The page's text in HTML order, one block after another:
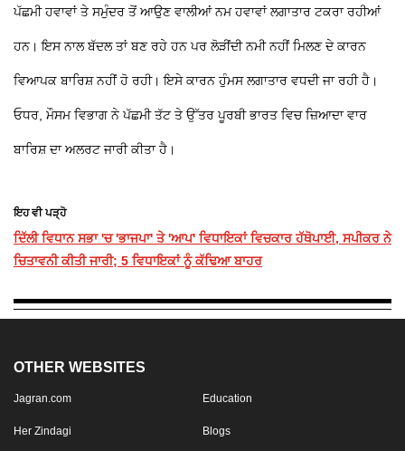
ਪੱਛਮੀ ਹਵਾਵਾਂ ਤੇ ਸਮੁੰਦਰ ਤੋਂ ਆਉਣ ਵਾਲੀਆਂ ਨਮ ਹਵਾਵਾਂ ਲਗਾਤਾਰ ਟਕਰਾ ਰਹੀਆਂ
ਹਨ। ਇਸ ਨਾਲ ਬੱਦਲ ਤਾਂ ਬਣ ਰਹੇ ਹਨ ਪਰ ਲੋੜੀਂਦੀ ਨਮੀ ਨਹੀਂ ਮਿਲਣ ਦੇ ਕਾਰਨ
ਵਿਆਪਕ ਬਾਰਿਸ਼ ਨਹੀਂ ਹੋ ਰਹੀ। ਇਸੇ ਕਾਰਨ ਹੁੰਮਸ ਲਗਾਤਾਰ ਵਧਦੀ ਜਾ ਰਹੀ ਹੈ।
ਓਧਰ, ਮੌਸਮ ਵਿਭਾਗ ਨੇ ਪੱਛਮੀ ਤੱਟ ਤੇ ਉੱਤਰ ਪੂਰਬੀ ਭਾਰਤ ਵਿਚ ਜ਼ਿਆਦਾ ਵਾਰ
ਬਾਰਿਸ਼ ਦਾ ਅਲਰਟ ਜਾਰੀ ਕੀਤਾ ਹੈ।
ਇਹ ਵੀ ਪੜ੍ਹੋ
ਦਿੱਲੀ ਵਿਧਾਨ ਸਭਾ 'ਚ 'ਭਾਜਪਾ' ਤੇ 'ਆਪ' ਵਿਧਾਇਕਾਂ ਵਿਚਕਾਰ ਹੱਥੋਪਾਈ, ਸਪੀਕਰ ਨੇ
ਚਿਤਾਵਨੀ ਕੀਤੀ ਜਾਰੀ; 5 ਵਿਧਾਇਕਾਂ ਨੂੰ ਕੱਢਿਆ ਬਾਹਰ
OTHER WEBSITES
Jagran.com Education
Her Zindagi Blogs